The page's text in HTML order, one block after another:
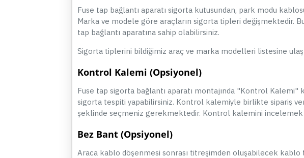
Fuse tap bağlantı aparatı sigorta kutusundan, park modu
Marka ve modele göre araçların sigorta tipleri değişmektedir.
tap bağlantı aparatına sahip olabilirsiniz.
Sigorta tiplerini bildiğimiz araç ve marka modelleri listesine
Kontrol Kalemi (Opsiyonel)
Fuse tap sigorta bağlantı aparatı montajında "Kontrol
sigorta tespiti yapabilirsiniz. Kontrol kalemiyle birlikte sipariş
şeklinde seçmeniz gerekmektedir. Kontrol kalemini incelemek
Bez Bant (Opsiyonel)
Araca kablo döşenmesi sonrası titreşimden oluşabilecek kablo